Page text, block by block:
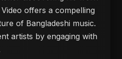
offers a compelling
of Bangladeshi music.
artists by engaging with